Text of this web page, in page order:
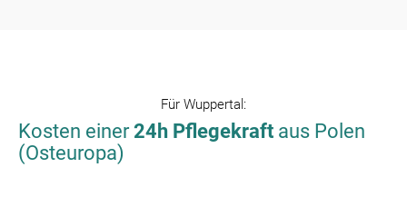
Für Wuppertal :
Kosten einer24h Pflegekraft aus Polen
(Osteuropa)